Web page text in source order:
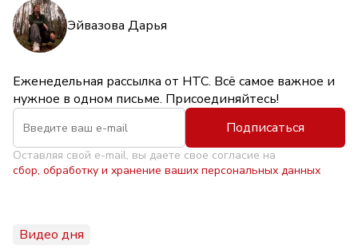
Эйвазова Дарья
Еженедельная рассылка от НТС. Всё самое важное и
нужное в одном письме. Присоединяйтесь!
Подписаться
Оставляя свой e-mail, вы даете свое согласие на
сбор, обработку и хранение ваших персональных данных
Видео дня